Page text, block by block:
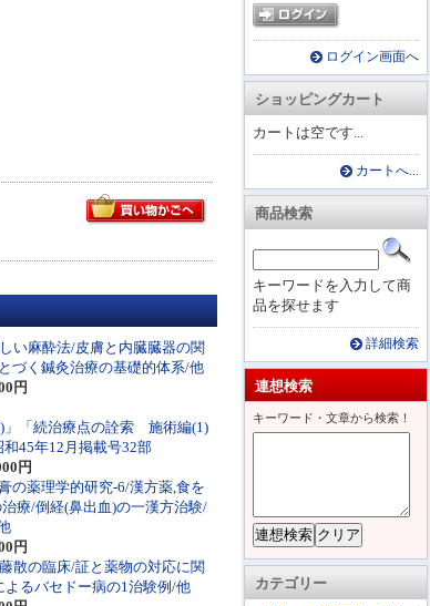
ログイン画面へ
ショッピングカート
カートは空です...
カートへ...
商品検索
キーワードを入力して商
品を探せます
詳細検索
連想検索
キーワード・文章から検索！
カテゴリー
い麻酔法/皮膚と内臓臓器の関
づく鍼灸治療の基礎的体系/他
円
」「続治療点の詮索 施術編(1)
和45年12月掲載号32部
円
の薬理学的研究-6/漢方薬,食を
療/倒経(鼻出血)の一漢方治験/
円
散の臨床/証と薬物の対応に関
るバセドー病の1治験例/他